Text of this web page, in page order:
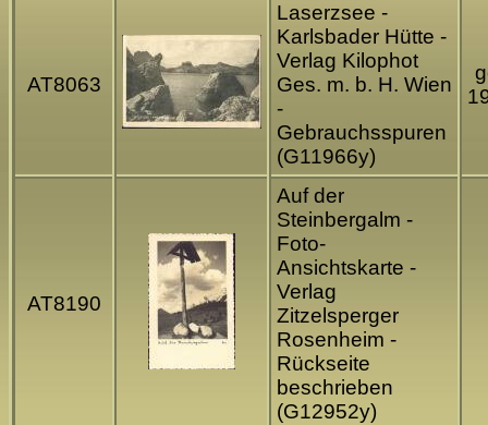
AT8063
Laserzsee -
Karlsbader Hütte -
Verlag Kilophot
Ges. m. b. H. Wien
-
Gebrauchsspuren
(G11966y)
AT8190
Auf der
Steinbergalm -
Foto-
Ansichtskarte -
Verlag
Zitzelsperger
Rosenheim -
Rückseite
beschrieben
(G12952y)